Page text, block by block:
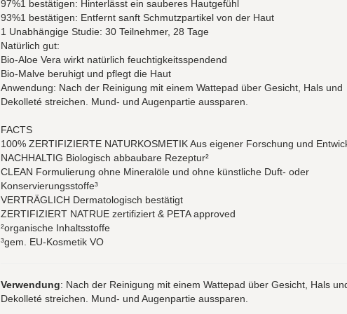
97%1 bestätigen: Hinterlässt ein sauberes Hautgefühl
93%1 bestätigen: Entfernt sanft Schmutzpartikel von der Haut
1 Unabhängige Studie: 30 Teilnehmer, 28 Tage
Natürlich gut:
Bio-Aloe Vera wirkt natürlich feuchtigkeitsspendend
Bio-Malve beruhigt und pflegt die Haut
Anwendung: Nach der Reinigung mit einem Wattepad über Gesicht, Hals und
Dekolleté streichen. Mund- und Augenpartie aussparen.
FACTS
100% ZERTIFIZIERTE NATURKOSMETIK Aus eigener Forschung und
NACHHALTIG Biologisch abbaubare Rezeptur²
CLEAN Formulierung ohne Mineralöle und ohne künstliche Duft- oder
Konservierungsstoffe³
VERTRÄGLICH Dermatologisch bestätigt
ZERTIFIZIERT NATRUE zertifiziert & PETA approved
²organische Inhaltsstoffe
³gem. EU-Kosmetik VO
Verwendung: Nach der Reinigung mit einem Wattepad über Gesicht, Hals
Dekolleté streichen. Mund- und Augenpartie aussparen.